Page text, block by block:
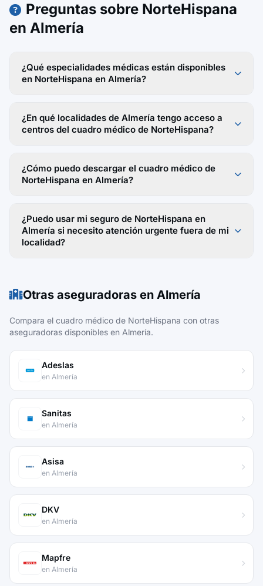
Preguntas sobre NorteHispana
en Almería
¿Qué especialidades médicas están disponibles
en NorteHispana en Almería?
¿En qué localidades de Almería tengo acceso a
centros del cuadro médico de NorteHispana?
¿Cómo puedo descargar el cuadro médico de
NorteHispana en Almería?
¿Puedo usar mi seguro de NorteHispana en
Almería si necesito atención urgente fuera de mi
localidad?
Otras aseguradoras en Almería
Compara el cuadro médico de NorteHispana con otras
aseguradoras disponibles en Almería.
Adeslas
en Almería
Sanitas
en Almería
Asisa
en Almería
DKV
en Almería
Mapfre
en Almería